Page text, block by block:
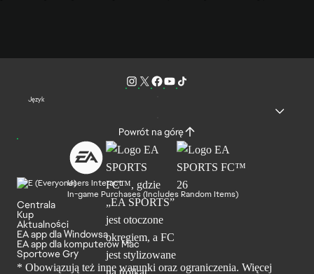
Język
Powrót na górę
Users Interact
In-game Purchases (Includes Random Items)
Centrala
Kup
Aktualności
EA app dla Windowsa
EA app dla komputerów Mac
Sportowe Gry
* Obowiązują też inne warunki oraz ograniczenia. Więcej